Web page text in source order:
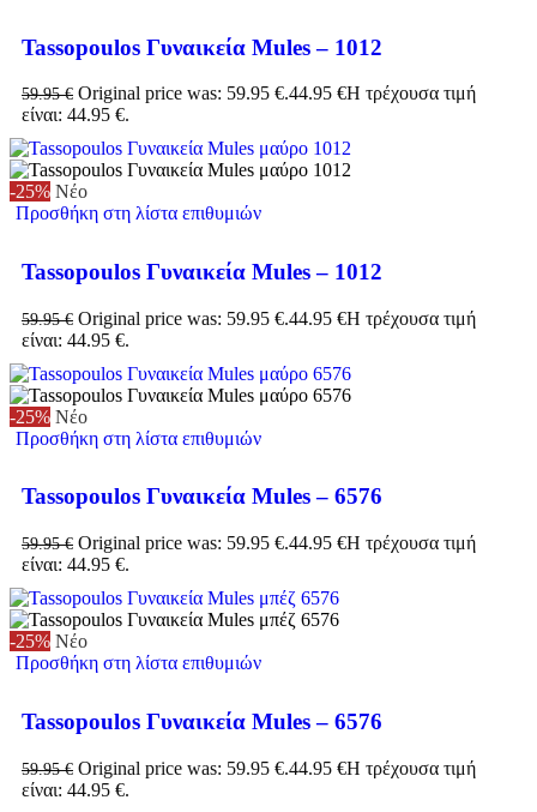
Tassopoulos Γυναικεία Mules – 1012
59.95€ Original price was: 59.95 €.44.95 €Η τρέχουσα τιμή
είναι: 44.95 €.
-25% Νέο
Προσθήκη στη λίστα επιθυμιών
Tassopoulos Γυναικεία Mules – 1012
59.95€ Original price was: 59.95 €.44.95 €Η τρέχουσα τιμή
είναι: 44.95 €.
-25% Νέο
Προσθήκη στη λίστα επιθυμιών
Tassopoulos Γυναικεία Mules – 6576
59.95€ Original price was: 59.95 €.44.95 €Η τρέχουσα τιμή
είναι: 44.95 €.
-25% Νέο
Προσθήκη στη λίστα επιθυμιών
Tassopoulos Γυναικεία Mules – 6576
59.95€ Original price was: 59.95 €.44.95 €Η τρέχουσα τιμή
είναι: 44.95 €.